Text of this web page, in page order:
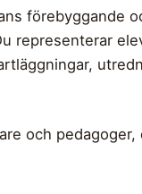
förebyggande
representerar
och